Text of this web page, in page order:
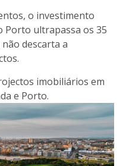
o investimento
Porto ultrapassa os 35
descarta a
imobiliários em
e Porto.